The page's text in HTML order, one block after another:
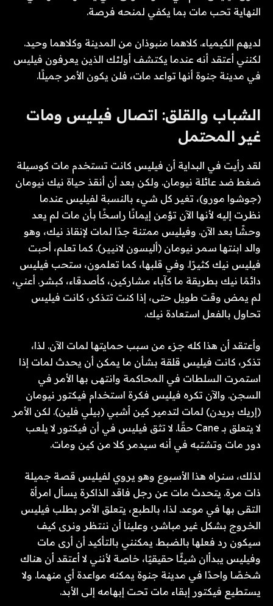
النهاية تحب مات بما يكفي لمنحه فرصة.
لديهم الكيمياء. كلاهما منبوذان من المدينة وكلاهما وحيد.
لكنني أعتقد أنه عندما يكتشف أولئك الذين يعرفون فيليس
في مدينة جنوة أنها تواعد مات، فلن يكون الأمر جميلًا.
الشباب والقلق: اتصال فيليس ومات
غير المحتمل
لقد رأيت في البداية أن فيليس كانت تستخدم مات كوسيلة
ضغط ضد عائلة نيومان. ولكن بعد أن أنقذ حياة نيك نيومان
(جوشوا مورو)، تغير كل شيء بالنسبة لفيليس عندما
نظرت إليه لأنها الآن تؤمن إيمانًا راسخًا بأن مات لم يعد
وحشًا بعد الآن. وفيليس ممتنة جدًا لمات لإنقاذ نيك، وهو
والد ابنتها سمر نيومان (أليسون لانيير). كما تعلم، أحبت
فيليس نيك كثيرًا. وفي قلبها، كما تعلمون، ستحب فيليس
دائمًا نيك بطريقة ما كآباء مشاركين، كأصدقاء، كبشر. أعني،
لم يمض وقت طويل حتى، إذا كنت تتذكر، كانت فيليس
تحاول بالفعل استعادة نيك.
وأعتقد أن هذا كله جزء من سبب حمايتها لمات الآن. لذا،
تذكر، كانت فيليس قلقة بشأن ما يمكن أن يحدث لمات إذا
استمرت السلطات في المحاكمة وانتهى بها الأمر في
السجن. والآن تكره فيليس فكرة استخدام فيكتور نيومان
(إريك بريدن) لمات لتدمير كين أشبي (بيلي فلين). لكن الأمر
لا يتعلق بـ Cane حقًا. لا تثق فيليس في أن فيكتور لا يلعب
دور مات وتشتبه في أنه سيدمر كلا من كين ومات.
لذلك، سنراه هذا الأسبوع وهو يروي لفيليس قصة جميلة
ذات مرة. يتحدث مات عن رجل فاقد الذاكرة يسأل امرأة
التقى بها في موعد. لذا، بالطبع، يتعلق الأمر بطلب فيليس
الخروج بشكل غير مباشر، وعلينا أن ننتظر ونرى كيف
سيكون رد فعلها بالضبط. يمكنني بالتأكيد أن أرى مات
وفيليس يبدأان شيئًا حقيقيًا، خاصة لأنني لا أعتقد أن هناك
شخصًا واحدًا في مدينة جنوة يمكنه مواعدة أي منهما. ولا
يستطيع فيكتور إبقاء مات تحت إبهامه إلى الأبد.